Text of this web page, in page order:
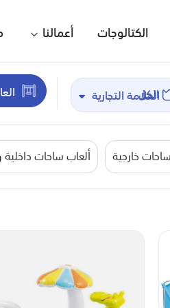
الكتالوجات أعمالنا
الكل
Bestway
العلامة التجارية
خارجية ألعاب ساحات